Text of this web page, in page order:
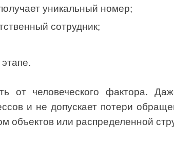
уникальный номер;
сотрудник;
от человеческого фактора.
и не допускает потери
объектов или распределенной